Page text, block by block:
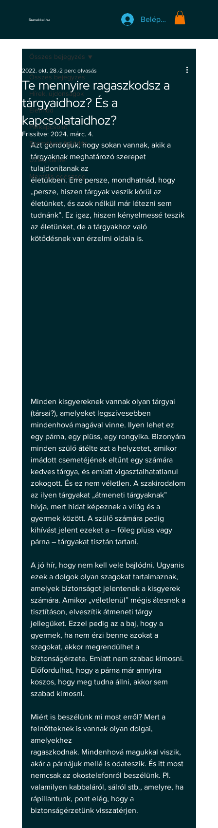
Szavakkal.hu Belépés
Összes bejegyzés
Hírek, újdonságok
Életmód
Párkapcsolat
Személyes fejlődés
Üzlet, karrier
Mentális egészség
Összes bejegyzés
Te mennyire ragaszkodsz a
tárgyaidhoz? És a
kapcsolataidhoz?
2022. okt. 28. 2 perc olvasás
Frissítve: 2024. márc. 4.
Azt gondoljuk, hogy sokan vannak, akik a
tárgyaknak meghatározó szerepet
tulajdonítanak az
életükben. Erre persze, mondhatnád, hogy
„persze, hiszen tárgyak veszik körül az
életünket, és azok nélkül már létezni sem
tudnánk”. Ez igaz, hiszen kényelmessé teszik
az életünket, de a tárgyakhoz való
kötődésnek van érzelmi oldala is.
Minden kisgyereknek vannak olyan tárgyai
(társai?), amelyeket legszívesebben
mindenhová magával vinne. Ilyen lehet ez
egy párna, egy plüss, egy rongyika. Bizonyára
minden szülő átélte azt a helyzetet, amikor
imádott csemetéjének eltűnt egy számára
kedves tárgya, és emiatt vigasztalhatatlanul
zokogott. És ez nem véletlen. A szakirodalom
az ilyen tárgyakat „átmeneti tárgyaknak”
hívja, mert hidat képeznek a világ és a
gyermek között. A szülő számára pedig
kihívást jelent ezeket a – főleg plüss vagy
párna – tárgyakat tisztán tartani.
A jó hír, hogy nem kell vele bajlódni. Ugyanis
ezek a dolgok olyan szagokat tartalmaznak,
amelyek biztonságot jelentenek a kisgyerek
számára. Amikor „véletlenül” mégis átesnek a
tisztításon, elveszítik átmeneti tárgy
jellegüket. Ezzel pedig az a baj, hogy a
gyermek, ha nem érzi benne azokat a
szagokat, akkor megrendülhet a
biztonságérzete. Emiatt nem szabad kimosni.
Előfordulhat, hogy a párna már annyira
koszos, hogy meg tudna állni, akkor sem
szabad kimosni.
Miért is beszélünk mi most erről? Mert a
felnőtteknek is vannak olyan dolgai,
amelyekhez
ragaszkodnak. Mindenhová magukkal viszik,
akár a párnájuk mellé is odateszik. És itt most
nemcsak az okostelefonról beszélünk. Pl.
valamilyen kabbaláról, sálról stb., amelyre, ha
rápillantunk, pont elég, hogy a
biztonságérzetünk visszatérjen.